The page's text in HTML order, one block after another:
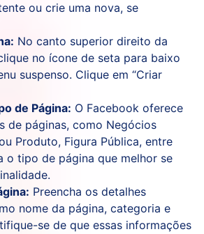
ou crie uma nova, se
No canto superior direito da
no ícone de seta para baixo
suspenso. Clique em “Criar
de Página: O Facebook oferece
de páginas, como Negócios
Produto, Figura Pública, entre
o tipo de página que melhor se
Preencha os detalhes
nome da página, categoria e
se de que essas informações